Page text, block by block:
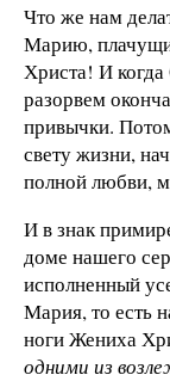
Что же нам
Марию,
Христа! И
разорвем
привычки.
свету жизни,
полной любви,
И в знак
доме нашего
исполненный
Мария, то есть
ноги Жениха
одними из